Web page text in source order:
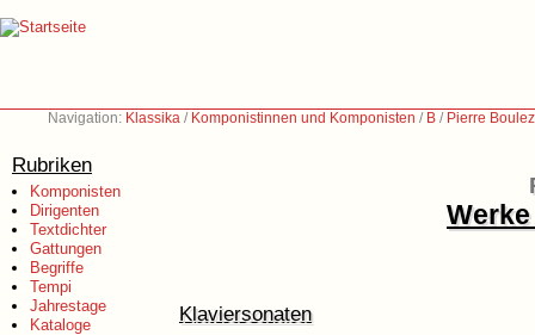
Navigation: Klassika / Komponistinnen und Komponisten / B / Pierre
Rubriken
Komponisten
Dirigenten
Textdichter
Gattungen
Begriffe
Tempi
Jahrestage
Kataloge
Klaviersonaten